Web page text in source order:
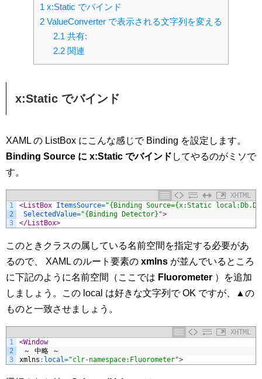
1 x:Static でバインド
2 ValueConverter で表示される文字列を変える
2.1 共有:
2.2関連
x:Static でバインド
XAML の ListBox にこんな感じで Binding を設定します。
Binding Source に x:Static でバインド してやるのがミソで
す。
XHTML
1
2
3
<ListBox ItemsSource="{Binding Source={x:Static
SelectedValue="{Binding Detector}">
</ListBox>
このときクラスの属している名前空間を指定する必要があ
るので、 XAML のルート要素の xmlns が並んでいるところ
に下記のように名前空間（ここでは Fluorometer ）を追加
しましょう。この local は好きな文字列で OK ですが、▲の
ものと一致させましょう。
XHTML
1
2
3
<Window
～
中略
～
xmlns : local="clr-namespace:Fluorometer">